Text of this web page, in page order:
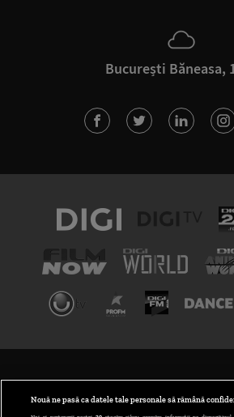
București Băneasa,
Nouă ne pasă ca datele tale personale să rămână